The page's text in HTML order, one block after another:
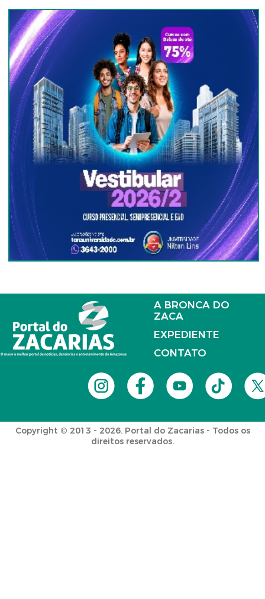
A BRONCA DO
ZACA
EXPEDIENTE
CONTATO
Copyright © 2013 - 2026. Portal do Zacarias - Todos os
direitos reservados.